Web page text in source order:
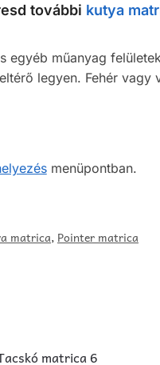
további kutya
műanyag
legyen. Fehér
menüpontban.
matrica, Pointer matrica